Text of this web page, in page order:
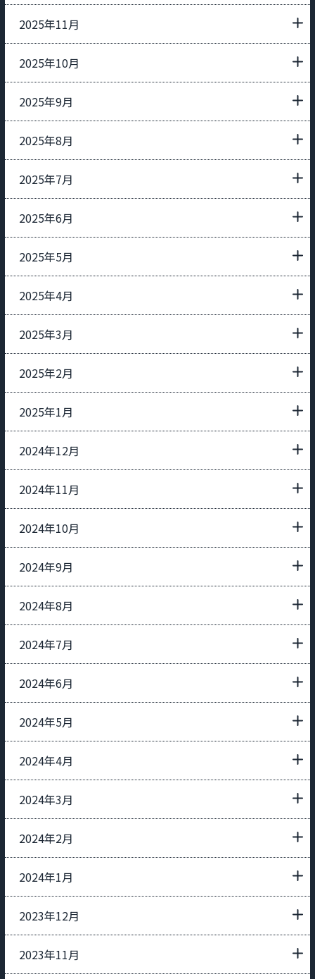
2025年11月
2025年10月
2025年9月
2025年8月
2025年7月
2025年6月
2025年5月
2025年4月
2025年3月
2025年2月
2025年1月
2024年12月
2024年11月
2024年10月
2024年9月
2024年8月
2024年7月
2024年6月
2024年5月
2024年4月
2024年3月
2024年2月
2024年1月
2023年12月
2023年11月